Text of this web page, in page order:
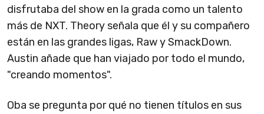
disfrutaba del show en la grada como un talento
más de NXT. Theory señala que él y su compañero
están en las grandes ligas, Raw y SmackDown.
Austin añade que han viajado por todo el mundo,
"creando momentos".
Oba se pregunta por qué no tienen títulos en sus